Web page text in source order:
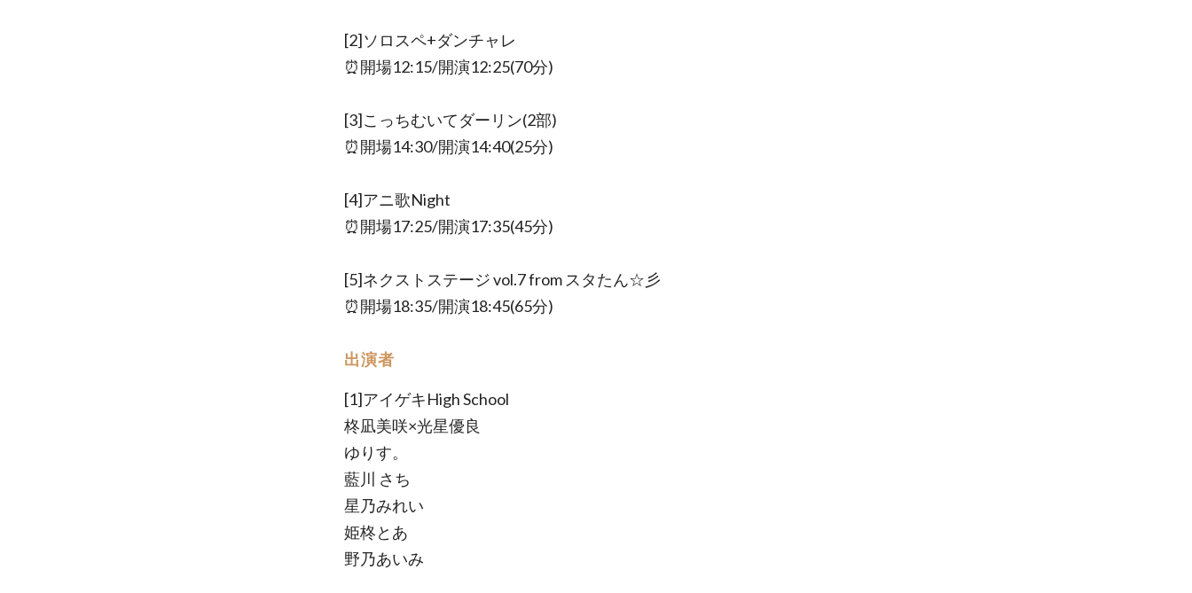
[2]ソロスペ+ダンチャレ
⏰開場12:15/開演12:25(70分)
[3]こっちむいてダーリン(2部)
⏰開場14:30/開演14:40(25分)
[4]アニ歌Night
⏰開場17:25/開演17:35(45分)
[5]ネクストステージ vol.7 from スタたん☆彡
⏰開場18:35/開演18:45(65分)
出演者
[1]アイゲキHigh School
柊凪美咲×光星優良
ゆりす。
藍川 さち
星乃みれい
姫柊とあ
野乃あいみ